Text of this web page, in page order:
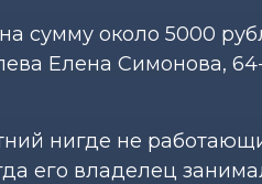
сумму около 5000
Елена Симонова,
нигде не
его владелец